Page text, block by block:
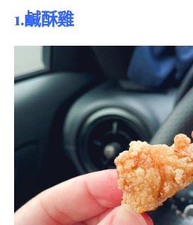
1.鹹酥雞